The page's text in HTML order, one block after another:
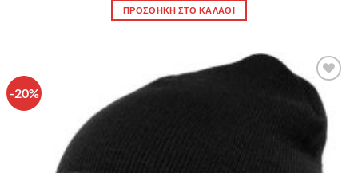
ΠΡΟΣΘΉΚΗ ΣΤΟ ΚΑΛΆΘΙ
-20%
Πρόσθήκη
στην λίστα
επιθυμιών